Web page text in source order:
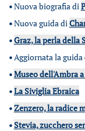
•Nuova biografia di
•Nuova guida di
•Graz, la perla della
•Aggiornata la guida
•Museo dell'Ambra
•La Siviglia Ebraica
•Zenzero, la radice
•Stevia, zucchero